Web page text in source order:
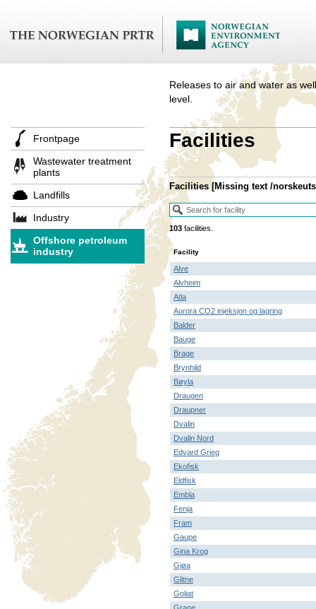
Releases to air and water as
level.
Frontpage
Wastewater treatment
plants
Landfills
Industry
Offshore petroleum
industry
Facilities
Facilities [Missing text /
103 facilities.
Facility
Alve
Alvheim
Atla
Aurora CO2 injeksjon og lagring
Balder
Bauge
Brage
Brynhild
Bøyla
Draugen
Draupner
Dvalin
Dvalin Nord
Edvard Grieg
Ekofisk
Eldfisk
Embla
Fenja
Fram
Gaupe
Gina Krog
Gjøa
Glitne
Goliat